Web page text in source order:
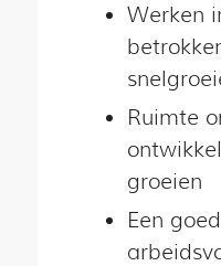
Werken
Ruimte
groeien
Een